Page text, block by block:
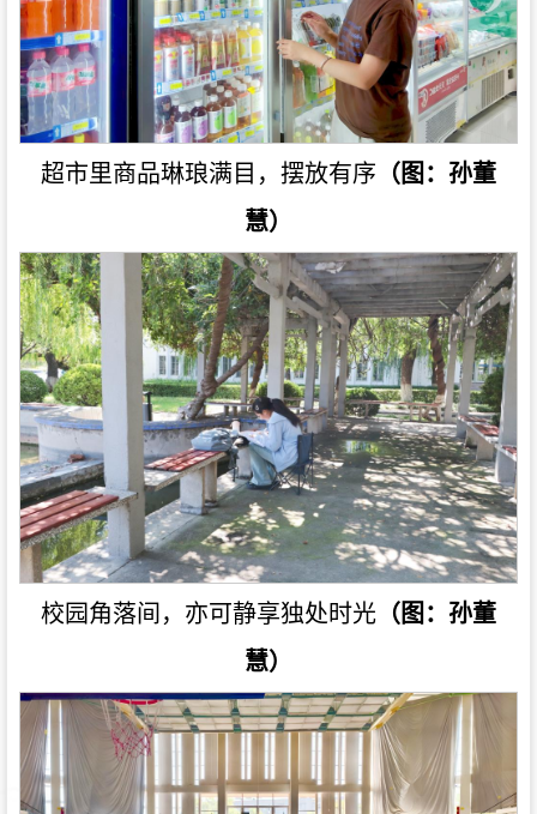
超市里商品琳琅满目，摆放有序 （图：孙董
慧）
校园角落间，亦可静享独处时光 （图：孙董
慧）